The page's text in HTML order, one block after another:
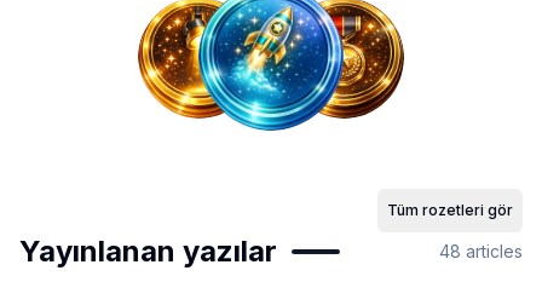
Tüm rozetleri gör
Yayınlanan yazılar 48 articles